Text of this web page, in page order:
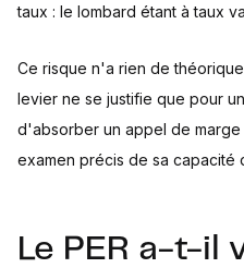
taux : le lombard étant à taux
Ce risque n'a rien de
levier ne se justifie que pour
d'absorber un appel de
examen précis de sa capacité
Le PER a-t-il